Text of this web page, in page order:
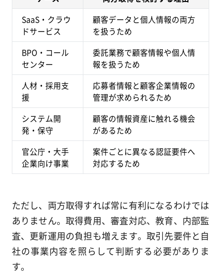
SaaS・クラウ
ドサービス
顧客データと個人情報の両方
を扱うため
BPO・コール
センター
委託業務で顧客情報や個人情
報を扱うため
人材・採用支
援
応募者情報と顧客企業情報の
管理が求められるため
システム開
発・保守
顧客の情報資産に触れる機会
があるため
官公庁・大手
企業向け事業
案件ごとに異なる認証要件へ
対応するため
ただし、両方取得すれば常に有利になるわけでは
ありません。取得費用、審査対応、教育、内部監
査、更新運用の負担も増えます。取引先要件と自
社の事業内容を照らして判断する必要がありま
す。